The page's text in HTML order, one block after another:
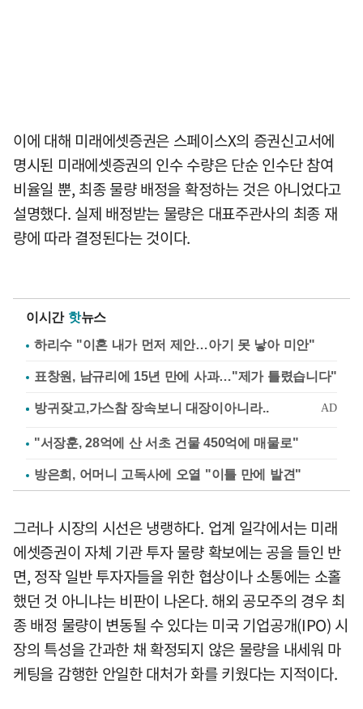
이에 대해 미래에셋증권은 스페이스X의 증권신고서에
명시된 미래에셋증권의 인수 수량은 단순 인수단 참여
비율일 뿐, 최종 물량 배정을 확정하는 것은 아니었다고
설명했다. 실제 배정받는 물량은 대표주관사의 최종 재
량에 따라 결정된다는 것이다.
이시간 핫뉴스
하리수 "이혼 내가 먼저 제안…아기 못 낳아 미안"
표창원, 남규리에 15년 만에 사과…"제가 틀렸습니다"
"서장훈, 28억에 산 서초 건물 450억에 매물로"
방은희, 어머니 고독사에 오열 "이틀 만에 발견"
그러나 시장의 시선은 냉랭하다. 업계 일각에서는 미래
에셋증권이 자체 기관 투자 물량 확보에는 공을 들인 반
면, 정작 일반 투자자들을 위한 협상이나 소통에는 소홀
했던 것 아니냐는 비판이 나온다. 해외 공모주의 경우 최
종 배정 물량이 변동될 수 있다는 미국 기업공개(IPO) 시
장의 특성을 간과한 채 확정되지 않은 물량을 내세워 마
케팅을 감행한 안일한 대처가 화를 키웠다는 지적이다.